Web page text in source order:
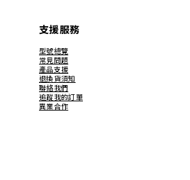
支援服務
型號總覽
常見問題
產品支援
退換貨須知
聯絡我們
追蹤我的訂單
異業合作